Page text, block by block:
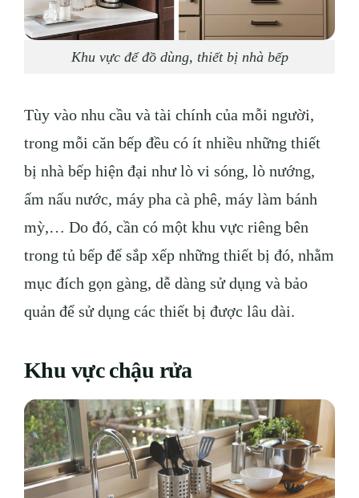
Khu vực để đồ dùng, thiết bị nhà bếp
Tùy vào nhu cầu và tài chính của mỗi người,
trong mỗi căn bếp đều có ít nhiều những thiết
bị nhà bếp hiện đại như lò vi sóng, lò nướng,
ấm nấu nước, máy pha cà phê, máy làm bánh
mỳ,… Do đó, cần có một khu vực riêng bên
trong tủ bếp để sắp xếp những thiết bị đó, nhằm
mục đích gọn gàng, dễ dàng sử dụng và bảo
quản để sử dụng các thiết bị được lâu dài.
Khu vực chậu rửa